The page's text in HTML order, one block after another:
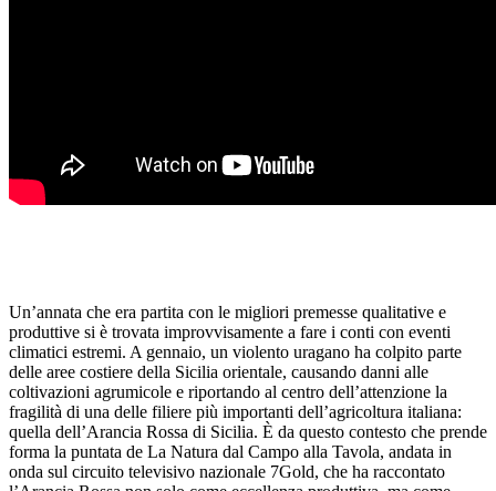
Un’annata che era partita con le migliori premesse qualitative e
produttive si è trovata improvvisamente a fare i conti con eventi
climatici estremi. A gennaio, un violento uragano ha colpito parte
delle aree costiere della Sicilia orientale, causando danni alle
coltivazioni agrumicole e riportando al centro dell’attenzione la
fragilità di una delle filiere più importanti dell’agricoltura italiana:
quella dell’Arancia Rossa di Sicilia. È da questo contesto che prende
forma la puntata de La Natura dal Campo alla Tavola, andata in
onda sul circuito televisivo nazionale 7Gold, che ha raccontato